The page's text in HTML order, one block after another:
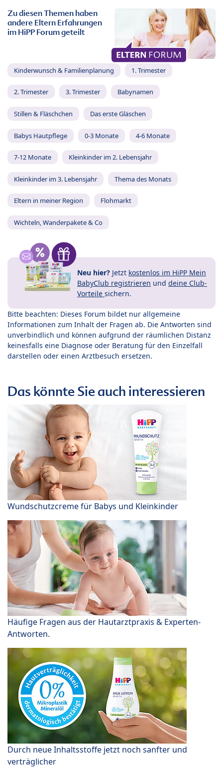
Zu diesen Themen haben
andere Eltern Erfahrungen
im HiPP Forum geteilt
Kinderwunsch & Familienplanung 1. Trimester
2. Trimester 3. Trimester Babynamen
Stillen & Fläschchen Das erste Gläschen
Babys Hautpflege 0-3 Monate 4-6 Monate
7-12 Monate Kleinkinder im 2. Lebensjahr
Kleinkinder im 3. Lebensjahr Thema des Monats
Eltern in meiner Region Flohmarkt
Wichteln, Wanderpakete & Co
Neu hier? Jetzt kostenlos im HiPP Mein
BabyClub registrieren und deine Club-
Vorteile sichern.
Bitte beachten: Dieses Forum bildet nur allgemeine
Informationen zum Inhalt der Fragen ab. Die Antworten sind
unverbindlich und können aufgrund der räumlichen Distanz
keinesfalls eine Diagnose oder Beratung für den Einzelfall
darstellen oder einen Arztbesuch ersetzen.
Das könnte Sie auch interessieren
Wundschutzcreme für Babys und Kleinkinder
Häufige Fragen aus der Hautarztpraxis & Experten-
Antworten.
Durch neue Inhaltsstoffe jetzt noch sanfter und
verträglicher